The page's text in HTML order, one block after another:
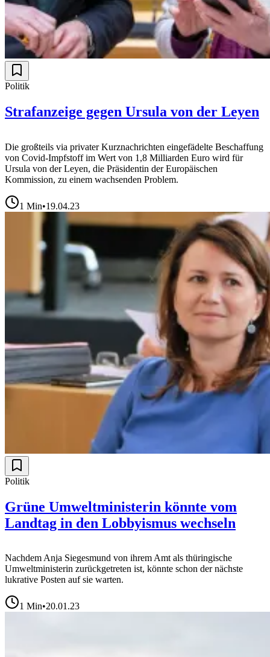
Politik
Strafanzeige gegen Ursula von der Leyen
Die großteils via privater Kurznachrichten eingefädelte Beschaffung
von Covid-Impfstoff im Wert von 1,8 Milliarden Euro wird für
Ursula von der Leyen, die Präsidentin der Europäischen
Kommission, zu einem wachsenden Problem.
1 Min•19.04.23
Politik
Grüne Umweltministerin könnte vom
Landtag in den Lobbyismus wechseln
Nachdem Anja Siegesmund von ihrem Amt als thüringische
Umweltministerin zurückgetreten ist, könnte schon der nächste
lukrative Posten auf sie warten.
1 Min•20.01.23